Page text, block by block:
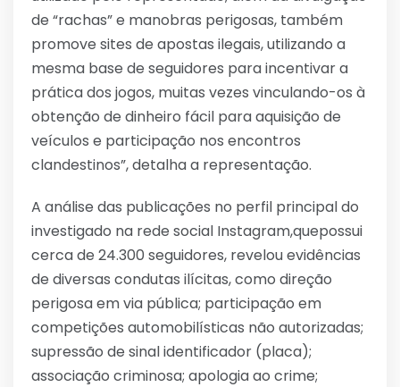
de “rachas” e manobras perigosas, também
promove sites de apostas ilegais, utilizando a
mesma base de seguidores para incentivar a
prática dos jogos, muitas vezes vinculando-os à
obtenção de dinheiro fácil para aquisição de
veículos e participação nos encontros
clandestinos”, detalha a representação.
A análise das publicações no perfil principal do
investigado na rede social Instagram,quepossui
cerca de 24.300 seguidores, revelou evidências
de diversas condutas ilícitas, como direção
perigosa em via pública; participação em
competições automobilísticas não autorizadas;
supressão de sinal identificador (placa);
associação criminosa; apologia ao crime;